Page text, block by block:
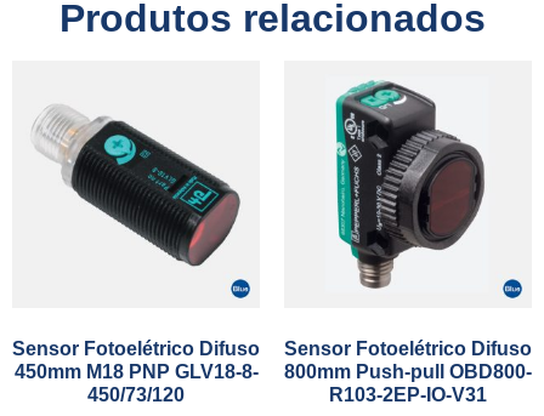
Produtos relacionados
Sensor Fotoelétrico Difuso
450mm M18 PNP GLV18-8-
450/73/120
Sensor Fotoelétrico Difuso
800mm Push-pull OBD800-
R103-2EP-IO-V31